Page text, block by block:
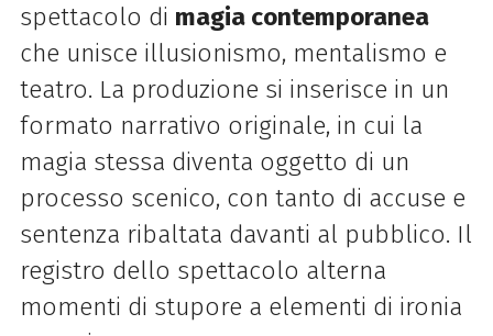
spettacolo di magia contemporanea
che unisce illusionismo, mentalismo e
teatro. La produzione si inserisce in un
formato narrativo originale, in cui la
magia stessa diventa oggetto di un
processo scenico, con tanto di accuse e
sentenza ribaltata davanti al pubblico. Il
registro dello spettacolo alterna
momenti di stupore a elementi di ironia